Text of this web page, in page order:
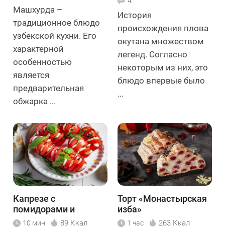
Машхурда –
традиционное блюдо
узбекской кухни. Его
характерной
особенностью
является
предварительная
обжарка ...
История
происхождения плова
окутана множеством
легенд. Согласно
некоторым из них, это
блюдо впервые было
...
Капрезе с
помидорами и
моцареллой
10 мин 89 Ккал
Торт «Монастырская
изба»
1 час 263 Ккал